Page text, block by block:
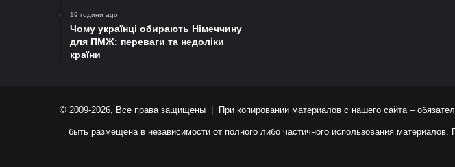
19 години ago
Чому українці обирають Німеччину
для ПМЖ: переваги та недоліки
країни
© 2009-2026, Все права защищены | При копировании материалов с нашего сайта –
быть размещена в независимости от полного либо частичного использования